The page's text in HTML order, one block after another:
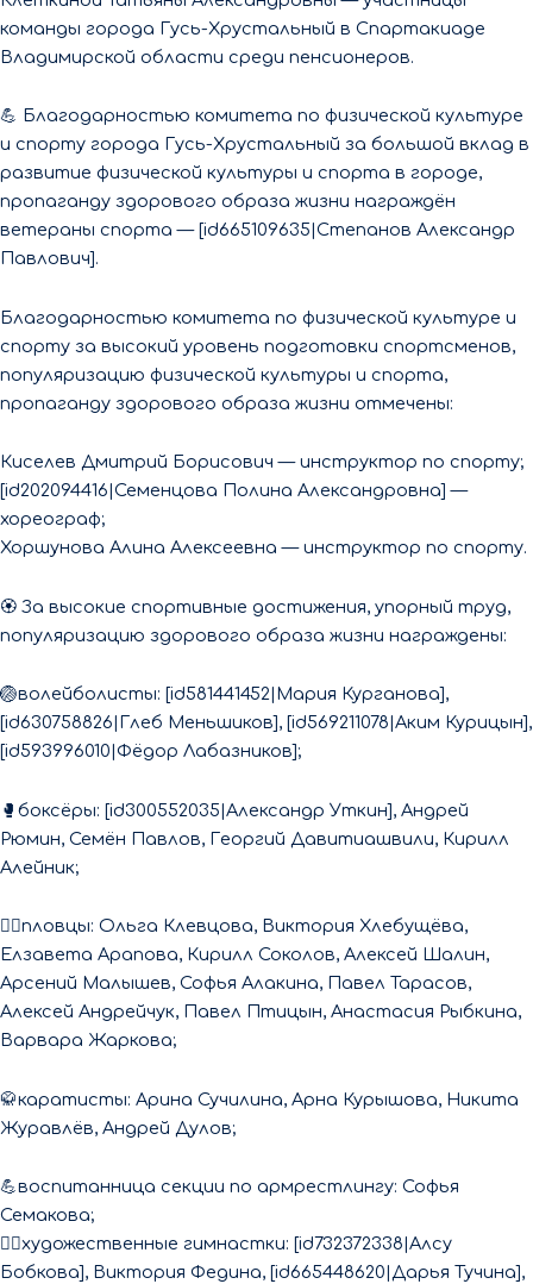
команды города Гусь-Хрустальный в Спартакиаде
Владимирской области среди пенсионеров.
💪 Благодарностью комитета по физической культуре
и спорту города Гусь-Хрустальный за большой вклад в
развитие физической культуры и спорта в городе,
пропаганду здорового образа жизни награждён
ветераны спорта — [id665109635|Степанов Александр
Павлович].
Благодарностью комитета по физической культуре и
спорту за высокий уровень подготовки спортсменов,
популяризацию физической культуры и спорта,
пропаганду здорового образа жизни отмечены:
Киселев Дмитрий Борисович — инструктор по спорту;
[id202094416|Семенцова Полина Александровна] —
хореограф;
Хоршунова Алина Алексеевна — инструктор по спорту.
🏵 За высокие спортивные достижения, упорный труд,
популяризацию здорового образа жизни награждены:
🏐волейболисты: [id581441452|Мария Курганова],
[id630758826|Глеб Меньшиков], [id569211078|Аким Курицын],
[id593996010|Фёдор Лабазников];
🥊боксёры: [id300552035|Александр Уткин], Андрей
Рюмин, Семён Павлов, Георгий Давитиашвили, Кирилл
Алейник;
🏊‍♂пловцы: Ольга Клевцова, Виктория Хлебущёва,
Елзавета Арапова, Кирилл Соколов, Алексей Шалин,
Арсений Малышев, Софья Алакина, Павел Тарасов,
Алексей Андрейчук, Павел Птицын, Анастасия Рыбкина,
Варвара Жаркова;
🥋каратисты: Арина Сучилина, Арна Курышова, Никита
Журавлёв, Андрей Дулов;
💪воспитанница секции по армрестлингу: Софья
Семакова;
🤸‍♂художественные гимнастки: [id732372338|Алсу
Бобкова], Виктория Федина, [id665448620|Дарья Тучина],